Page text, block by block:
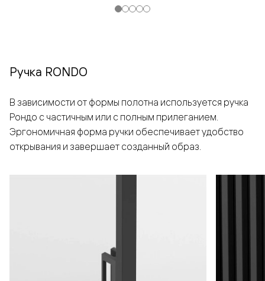
Ручка RONDO
В зависимости от формы полотна используется ручка
Рондо с частичным или с полным прилеганием.
Эргономичная форма ручки обеспечивает удобство
открывания и завершает созданный образ.